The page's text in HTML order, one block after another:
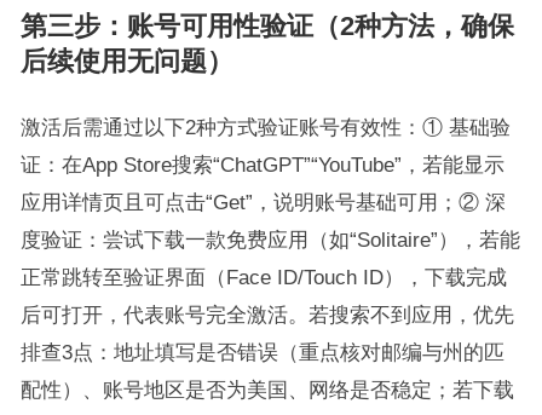
第三步：账号可用性验证（2种方法，确保
后续使用无问题）
激活后需通过以下2种方式验证账号有效性：① 基础验
证：在App Store搜索“ChatGPT”“YouTube”，若能显示
应用详情页且可点击“Get”，说明账号基础可用；② 深
度验证：尝试下载一款免费应用（如“Solitaire”），若能
正常跳转至验证界面（Face ID/Touch ID），下载完成
后可打开，代表账号完全激活。若搜索不到应用，优先
排查3点：地址填写是否错误（重点核对邮编与州的匹
配性）、账号地区是否为美国、网络是否稳定；若下载